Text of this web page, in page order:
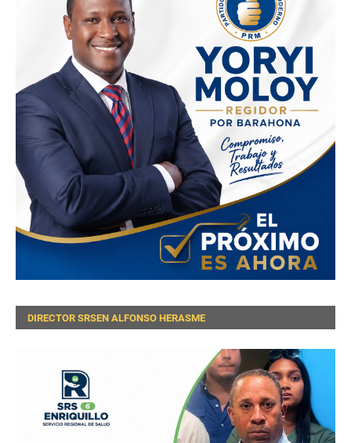
DIRECTOR SRSEN ALFONSO HERASME